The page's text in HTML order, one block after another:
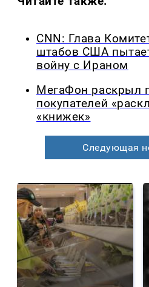
CNN: Глава
штабов США
войну с Ираном
МегаФон раскрыл
покупателей
«книжек»
Следующая